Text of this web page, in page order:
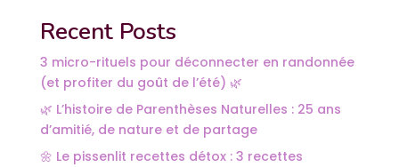
Recent Posts
3 micro-rituels pour déconnecter en randonnée
(et profiter du goût de l’été) 🌿
🌿 L’histoire de Parenthèses Naturelles : 25 ans
d’amitié, de nature et de partage
🌼 Le pissenlit recettes détox : 3 recettes